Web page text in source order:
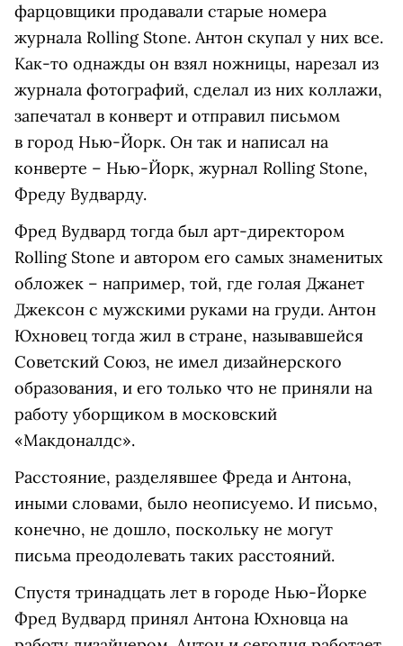
фарцовщики продавали старые номера
журнала Rolling Stone. Антон скупал у них все.
Как-то однажды он взял ножницы, нарезал из
журнала фотографий, сделал из них коллажи,
запечатал в конверт и отправил письмом
в город Нью-Йорк. Он так и написал на
конверте – Нью-Йорк, журнал Rolling Stone,
Фреду Вудварду.
Фред Вудвард тогда был арт-директором
Rolling Stone и автором его самых знаменитых
обложек – например, той, где голая Джанет
Джексон с мужскими руками на груди. Антон
Юхновец тогда жил в стране, называвшейся
Советский Союз, не имел дизайнерского
образования, и его только что не приняли на
работу уборщиком в московский
«Макдоналдс».
Расстояние, разделявшее Фреда и Антона,
иными словами, было неописуемо. И письмо,
конечно, не дошло, поскольку не могут
письма преодолевать таких расстояний.
Спустя тринадцать лет в городе Нью-Йорке
Фред Вудвард принял Антона Юхновца на